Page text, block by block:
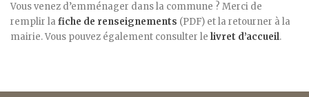
Vous venez d’emménager dans la commune ? Merci de
remplir la fiche de renseignements (PDF) et la retourner à la
mairie. Vous pouvez également consulter le livret d’accueil.